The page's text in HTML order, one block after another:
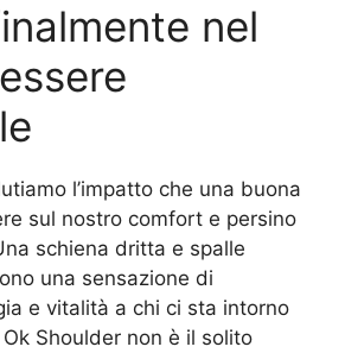
nel
l’impatto che una buona
sul nostro comfort e persino
schiena dritta e spalle
una sensazione di
e vitalità a chi ci sta intorno
Shoulder non è il solito